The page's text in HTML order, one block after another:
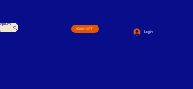
4000-1517
Login